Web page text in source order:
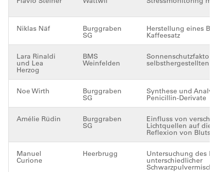
Niklas Näf Burggraben
SG
Herstellung eines
Kaffeesatz
Lara Rinaldi
und Lea
Herzog
BMS
Weinfelden
Sonnenschutzfaktor
selbsthergestellten
Noe Wirth Burggraben
SG
Synthese und
Penicillin-Derivate
Amélie Rüdin Burggraben
SG
Einfluss von
Lichtquellen auf die
Reflexion von
Manuel
Curione
Heerbrugg Untersuchung des
unterschiedlicher